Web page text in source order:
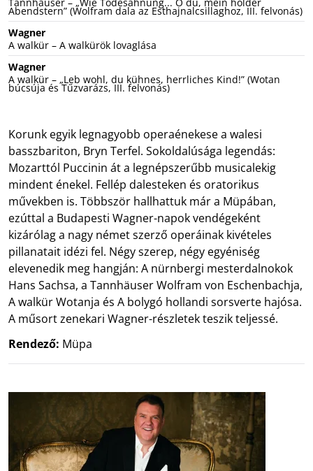
Tannhäuser – „Wie Todesahnung... O du, mein holder
Abendstern” (Wolfram dala az Esthajnalcsillaghoz, III. felvonás)
Wagner
A walkür – A walkürök lovaglása
Wagner
A walkür – „Leb wohl, du kühnes, herrliches Kind!” (Wotan
búcsúja és Tűzvarázs, III. felvonás)
Korunk egyik legnagyobb operaénekese a walesi
basszbariton, Bryn Terfel. Sokoldalúsága legendás:
Mozarttól Puccinin át a legnépszerűbb musicalekig
mindent énekel. Fellép dalesteken és oratorikus
művekben is. Többször hallhattuk már a Müpában,
ezúttal a Budapesti Wagner-napok vendégeként
kizárólag a nagy német szerző operáinak kivételes
pillanatait idézi fel. Négy szerep, négy egyéniség
elevenedik meg hangján: A nürnbergi mesterdalnokok
Hans Sachsa, a Tannhäuser Wolfram von Eschenbachja,
A walkür Wotanja és A bolygó hollandi sorsverte hajósa.
A műsort zenekari Wagner-részletek teszik teljessé.
Rendező: Müpa